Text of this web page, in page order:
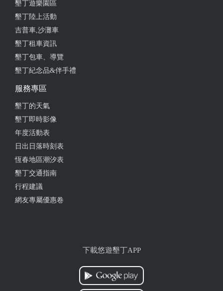
墾丁遊樂園區
墾丁陸上活動
吉普車,沙灘車
墾丁租車資訊
墾丁包車、導覽
墾丁紀念品&伴手禮
服務專區
墾丁的天氣
墾丁即時影像
年度活動表
日出日落時刻表
恆春地區潮汐表
墾丁交通指南
行程建議
網友專屬優惠卷
下載悠遊墾丁APP